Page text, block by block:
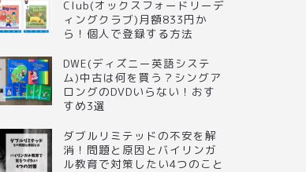
Club(オックスフォードリーデ
ィングクラブ)月額833円か
ら！個人で登録する方法
DWE(ディズニー英語システ
ム)中古は何を買う？シングア
ロングのDVDいらない！おす
すめ3選
ダブルリミテッドの不安を解
消！問題と原因とバイリンガ
ル教育で対策したい4つのこと